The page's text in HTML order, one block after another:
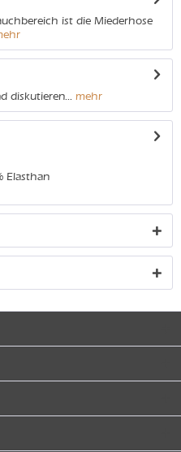
ist die Miederhose
diskutieren... mehr
Elasthan